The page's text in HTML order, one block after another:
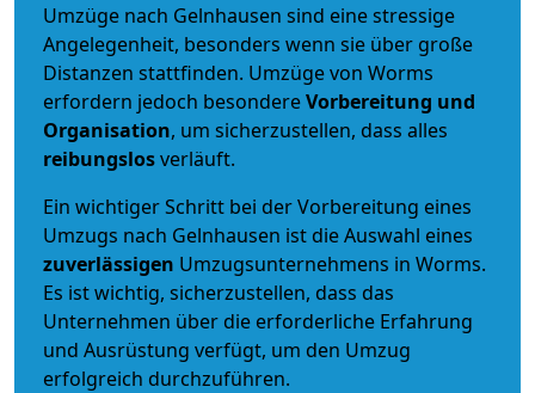
Umzüge nach Gelnhausen sind eine stressige
Angelegenheit, besonders wenn sie über große
Distanzen stattfinden. Umzüge von Worms
erfordern jedoch besondereVorbereitung und
Organisation, um sicherzustellen, dass alles
reibungslosverläuft.
Ein wichtiger Schritt bei der Vorbereitung eines
Umzugs nach Gelnhausen ist die Auswahl eines
zuverlässigen Umzugsunternehmens in Worms.
Es ist wichtig, sicherzustellen, dass das
Unternehmen über die erforderliche Erfahrung
und Ausrüstung verfügt, um den Umzug
erfolgreich durchzuführen.